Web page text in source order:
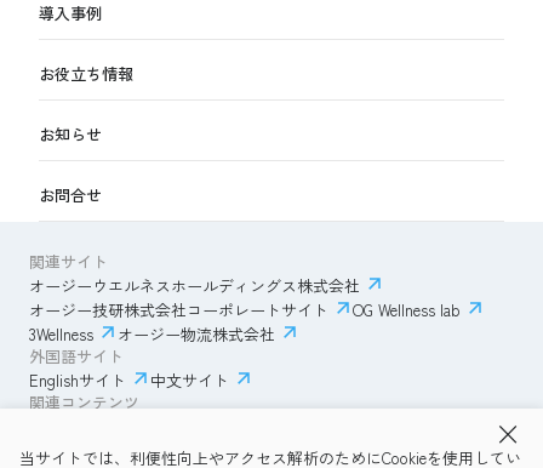
当サイトでは、利便性向上やアクセス解析のためにCookieを使用してい
導入事例
お役立ち情報
お知らせ
お問合せ
関連サイト
オージーウエルネスホールディングス株式会社
オージー技研株式会社コーポレートサイト
OG Wellness lab
3Wellness
オージー物流株式会社
外国語サイト
Englishサイト
中文サイト
関連コンテンツ